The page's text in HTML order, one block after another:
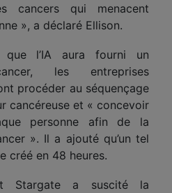
cancers qui menacent
», a déclaré Ellison.
l’IA aura fourni un
les entreprises
procéder au séquençage
cancéreuse et « concevoir
personne afin de la
». Il a ajouté qu’un tel
créé en 48 heures.
Stargate a suscité la